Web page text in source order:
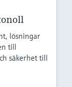
lösningar
till
säkerhet till